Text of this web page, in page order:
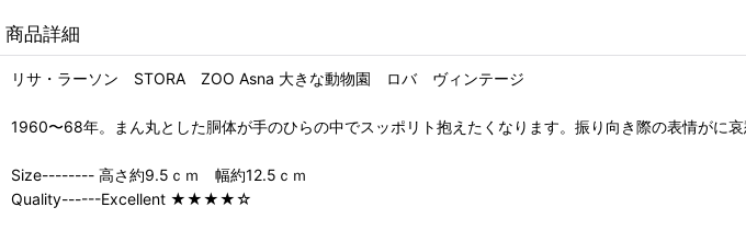
商品詳細
リサ・ラーソン STORA ZOO Asna 大きな動物園 ロバ ヴィンテージ
1960〜68年。まん丸とした胴体が手のひらの中でスッポリト抱えたくなります。振り向き際の表情がに
Size-------- 高さ約9.5ｃｍ 幅約12.5ｃｍ
Quality------Excellent ★★★★☆